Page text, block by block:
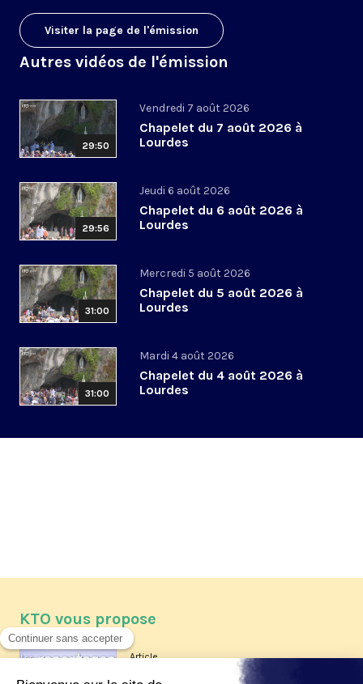
Visiter la page de l'émission
Autres vidéos de l'émission
29:50
Vendredi 7 août 2026
Chapelet du 7 août 2026 à
Lourdes
29:56
Jeudi 6 août 2026
Chapelet du 6 août 2026 à
Lourdes
31:00
Mercredi 5 août 2026
Chapelet du 5 août 2026 à
Lourdes
31:00
Mardi 4 août 2026
Chapelet du 4 août 2026 à
Lourdes
KTO vous propose
Article
Les reportages d'été 2026 de KTO